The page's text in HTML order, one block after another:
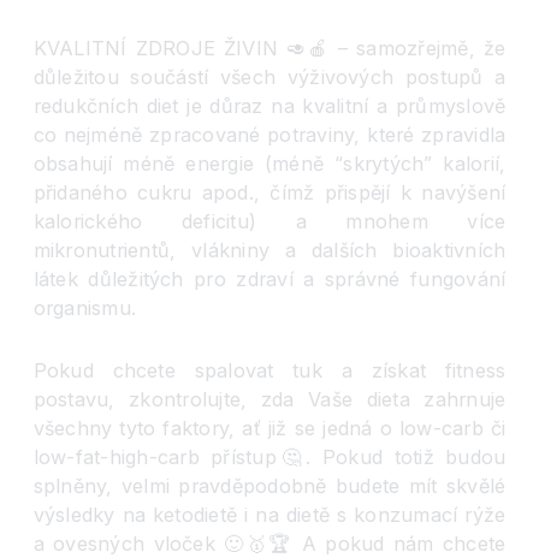
KVALITNÍ ZDROJE ŽIVIN 🥑 🍎 – samozřejmě, že
důležitou součástí všech výživových postupů a
redukčních diet je důraz na kvalitní a průmyslově
co nejméně zpracované potraviny, které zpravidla
obsahují méně energie (méně “skrytých” kalorií,
přidaného cukru apod., čímž přispějí k navýšení
kalorického deficitu) a mnohem více
mikronutrientů, vlákniny a dalších bioaktivních
látek důležitých pro zdraví a správné fungování
organismu.
Pokud chcete spalovat tuk a získat fitness
postavu, zkontrolujte, zda Vaše dieta zahrnuje
všechny tyto faktory, ať již se jedná o low-carb či
low-fat-high-carb přístup 🤔 . Pokud totiž budou
splněny, velmi pravděpodobně budete mít skvělé
výsledky na ketodietě i na dietě s konzumací rýže
a ovesných vloček 🙂 🥇 🏆 A pokud nám chcete